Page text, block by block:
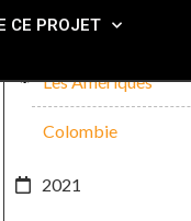
CE PROJET
Les Amériques
Colombie
2021